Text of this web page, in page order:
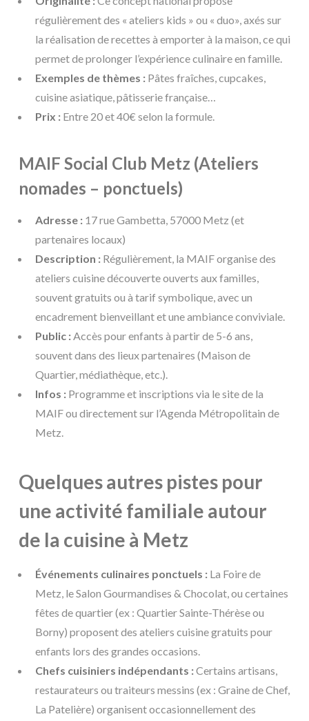
régulièrement des « ateliers kids » ou « duo», axés sur
la réalisation de recettes à emporter à la maison, ce qui
permet de prolonger l’expérience culinaire en famille.
Exemples de thèmes : Pâtes fraîches, cupcakes,
cuisine asiatique, pâtisserie française…
Prix : Entre 20 et 40€ selon la formule.
MAIF Social Club Metz (Ateliers
nomades – ponctuels)
Adresse : 17 rue Gambetta, 57000 Metz (et
partenaires locaux)
Description : Régulièrement, la MAIF organise des
ateliers cuisine découverte ouverts aux familles,
souvent gratuits ou à tarif symbolique, avec un
encadrement bienveillant et une ambiance conviviale.
Public : Accès pour enfants à partir de 5-6 ans,
souvent dans des lieux partenaires (Maison de
Quartier, médiathèque, etc.).
Infos : Programme et inscriptions via le site de la
MAIF ou directement sur l’Agenda Métropolitain de
Metz.
Quelques autres pistes pour
une activité familiale autour
de la cuisine à Metz
Événements culinaires ponctuels : La Foire de
Metz, le Salon Gourmandises & Chocolat, ou certaines
fêtes de quartier (ex : Quartier Sainte-Thérèse ou
Borny) proposent des ateliers cuisine gratuits pour
enfants lors des grandes occasions.
Chefs cuisiniers indépendants :Certains artisans,
restaurateurs ou traiteurs messins (ex : Graine de Chef,
La Patelière) organisent occasionnellement des